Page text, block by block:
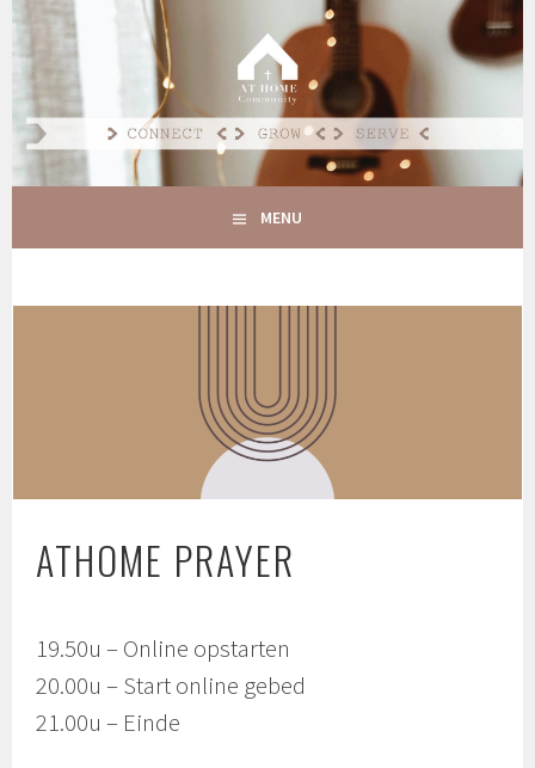
Spring
inhoud
AT HOME COMMUNITY
CONNECT GROW SERVE
MENU
ATHOME PRAYER
19.50u – Online opstarten
20.00u – Start online gebed
21.00u – Einde